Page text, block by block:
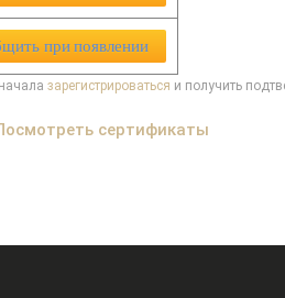
при появлении
зарегистрироваться и получить
сертификаты